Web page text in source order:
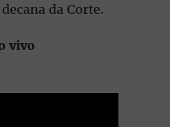
da Corte.
vivo